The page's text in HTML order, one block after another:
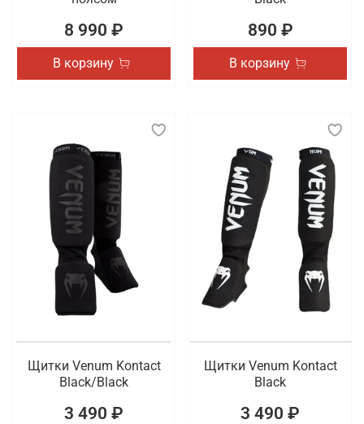
8 990 ₽
В корзину
890 ₽
В корзину
Щитки Venum Kontact
Black/Black
3 490 ₽
Щитки Venum Kontact
Black
3 490 ₽